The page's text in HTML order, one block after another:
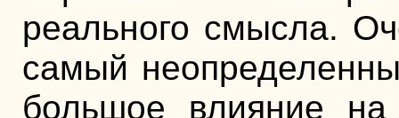
реального смысла.
самый
большое влияние